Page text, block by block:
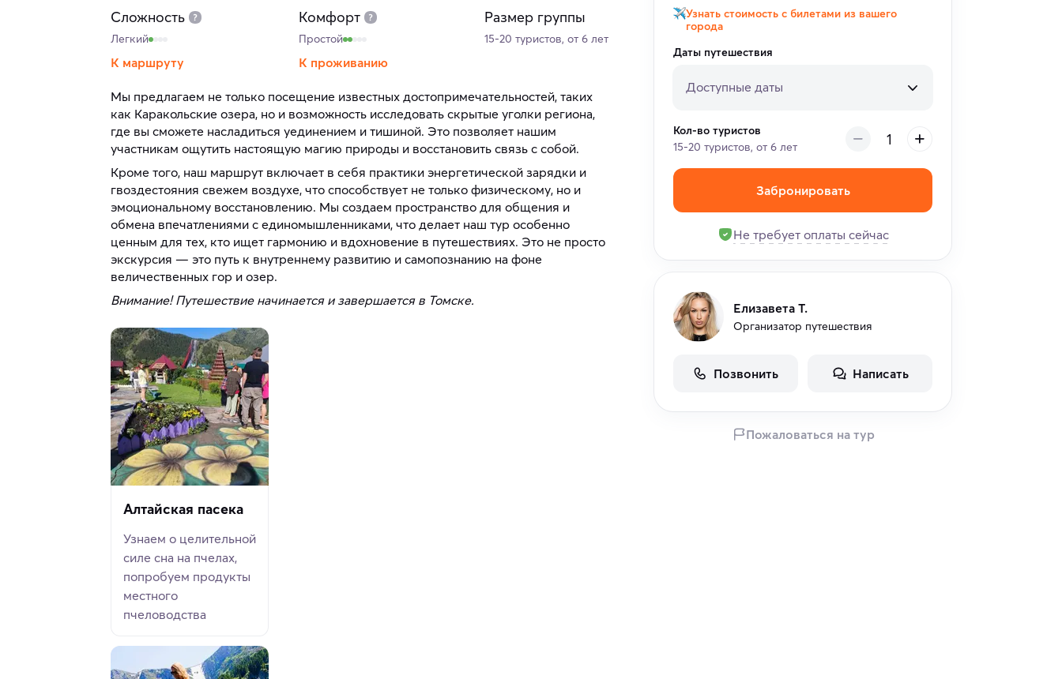
Сложность
Легкий
К маршруту
Комфорт
Простой
К проживанию
Размер группы
15-20 туристов, от 6 лет
Мы предлагаем не только посещение известных достопримечательностей, таких
как Каракольские озера, но и возможность исследовать скрытые уголки региона,
где вы сможете насладиться уединением и тишиной. Это позволяет нашим
участникам ощутить настоящую магию природы и восстановить связь с собой.
Кроме того, наш маршрут включает в себя практики энергетической зарядки и
гвоздестояния свежем воздухе, что способствует не только физическому, но и
эмоциональному восстановлению. Мы создаем пространство для общения и
обмена впечатлениями с единомышленниками, что делает наш тур особенно
ценным для тех, кто ищет гармонию и вдохновение в путешествиях. Это не просто
экскурсия — это путь к внутреннему развитию и самопознанию на фоне
величественных гор и озер.
Внимание! Путешествие начинается и завершается в Томске.
Алтайская пасека
Узнаем о целительной
силе сна на пчелах,
попробуем продукты
местного
пчеловодства
Узнать стоимость с билетами из вашего
города
Даты путешествия
Доступные даты
Кол-во туристов
15-20 туристов, от 6 лет
Забронировать
Не требует оплаты сейчас
Елизавета Т.
Организатор путешествия
Позвонить Написать
Пожаловаться на тур